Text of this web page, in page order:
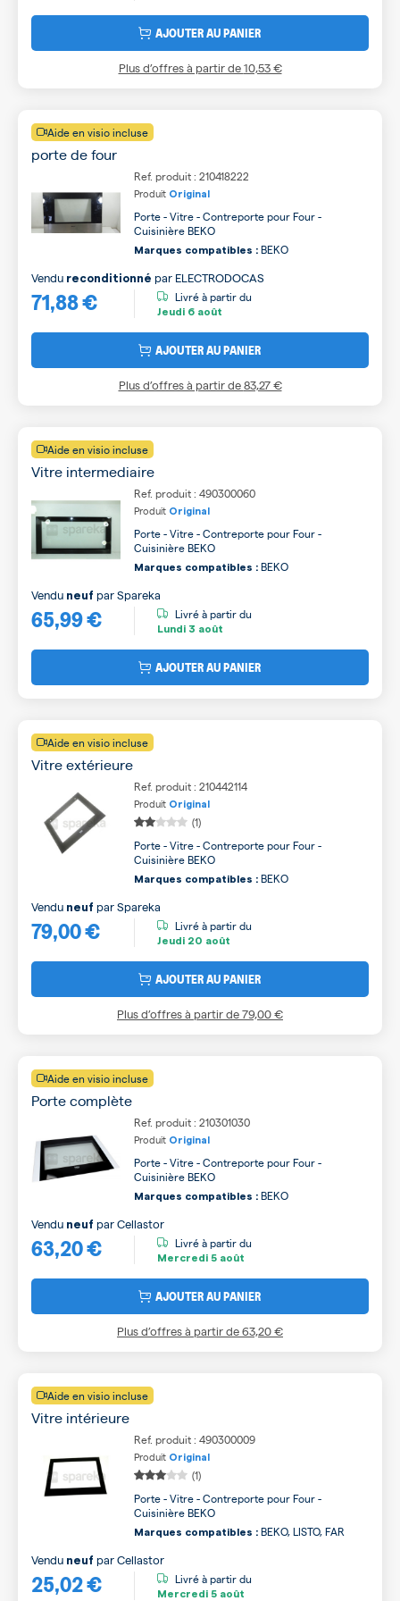
AJOUTER AU PANIER
Plus d’offres à partir de10,53 €
Aide en visio incluse
porte de four
Ref. produit : 210418222
Produit Original
Porte - Vitre - Contreporte pour Four -
Cuisinière BEKO
Marques compatibles : BEKO
71,88 €
Vendu reconditionné par ELECTRODOCAS
Livré à partir du
Jeudi 6 août
AJOUTER AU PANIER
Plus d’offres à partir de83,27 €
Aide en visio incluse
Vitre intermediaire
Ref. produit : 490300060
Produit Original
Porte - Vitre - Contreporte pour Four -
Cuisinière BEKO
Marques compatibles : BEKO
65,99 €
Vendu neuf parSpareka
Livré à partir du
Lundi 3 août
AJOUTER AU PANIER
Aide en visio incluse
Vitre extérieure
Ref. produit : 210442114
Produit Original
(1)
Porte - Vitre - Contreporte pour Four -
Cuisinière BEKO
Marques compatibles : BEKO
79,00 €
Vendu neuf parSpareka
Livré à partir du
Jeudi 20 août
AJOUTER AU PANIER
Plus d’offres à partir de79,00 €
Aide en visio incluse
Porte complète
Ref. produit : 210301030
Produit Original
Porte - Vitre - Contreporte pour Four -
Cuisinière BEKO
Marques compatibles : BEKO
63,20 €
Vendu neuf parCellastor
Livré à partir du
Mercredi 5 août
AJOUTER AU PANIER
Plus d’offres à partir de63,20 €
Aide en visio incluse
Vitre intérieure
Ref. produit : 490300009
Produit Original
(1)
Porte - Vitre - Contreporte pour Four -
Cuisinière BEKO
Marques compatibles : BEKO, LISTO, FAR
25,02 €
Vendu neuf parCellastor
Livré à partir du
Mercredi 5 août